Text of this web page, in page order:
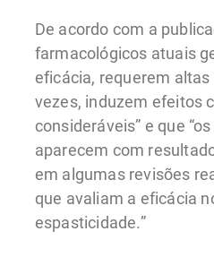
De acordo com a
farmacológicos atuais
eficácia, requerem
vezes, induzem efeitos
consideráveis” e que
aparecem com
em algumas revisões
que avaliam a eficácia
espasticidade.”